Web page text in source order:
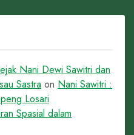
Nani Dewi Sawitri dan
Sastra on Nani Sawitri :
Losari
Spasial dalam